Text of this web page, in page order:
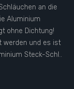
an die
Aluminium
ohne Dichtung!
werden und es ist
Steck-Schl..